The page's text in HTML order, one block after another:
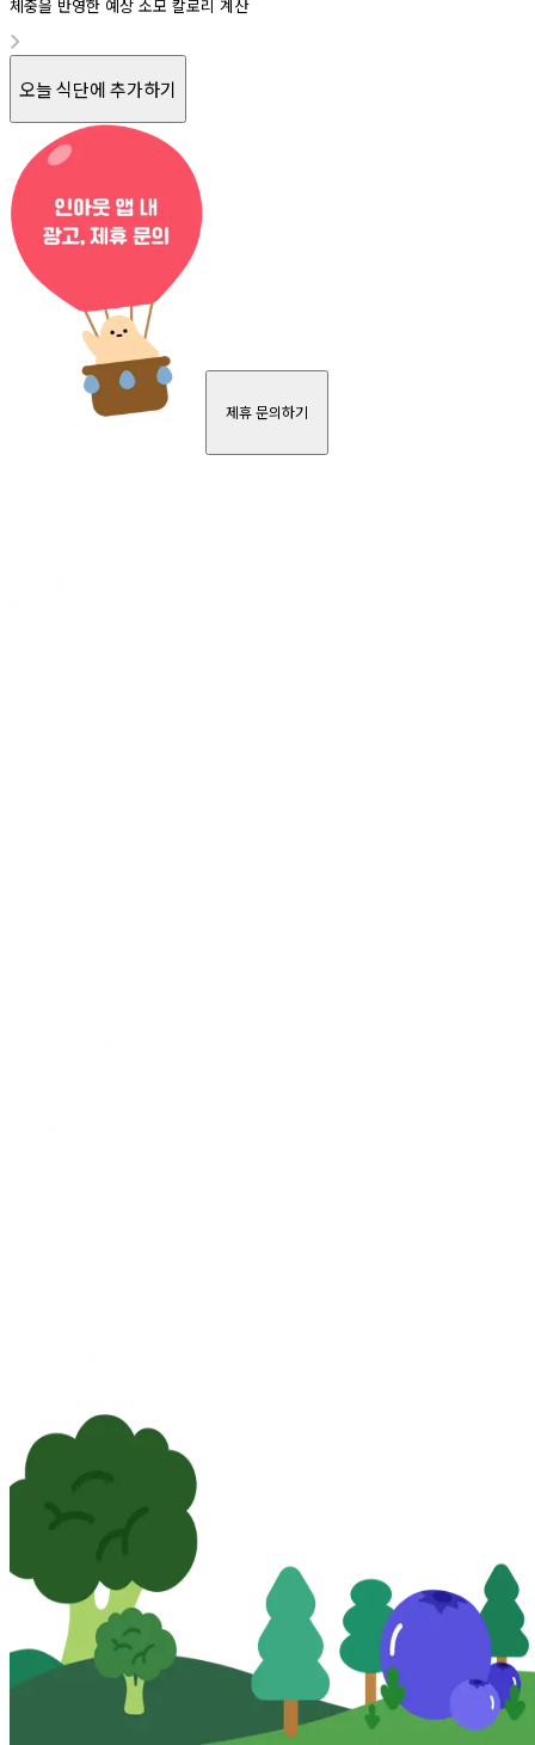
체중을 반영한 예상 소모 칼로리 계산
오늘 식단에 추가하기
제휴 문의하기